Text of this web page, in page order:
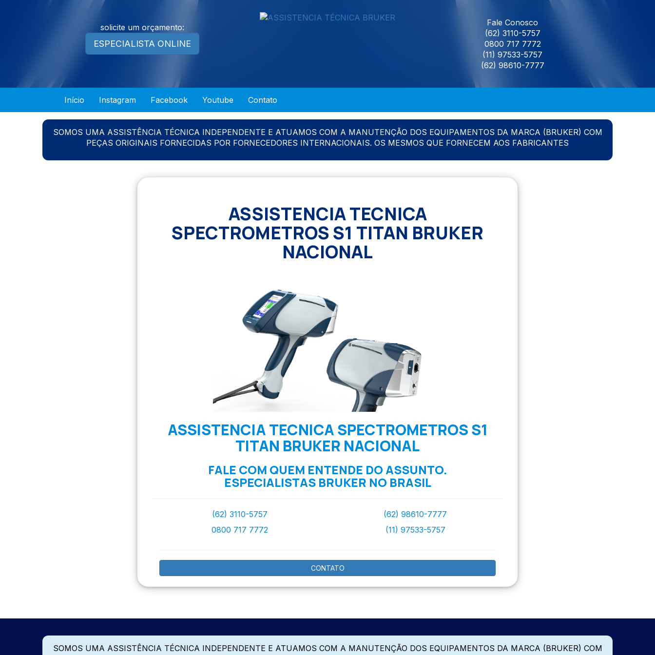
solicite um orçamento:
ESPECIALISTA ONLINE
Fale Conosco
(62) 3110-5757
0800 717 7772
(11) 97533-5757
(62) 98610-7777
Início Instagram Facebook Youtube Contato
SOMOS UMA ASSISTÊNCIA TÉCNICA INDEPENDENTE E ATUAMOS COM A MANUTENÇÃO DOS EQUIPAMENTOS DA MARCA (BRUKER) COM
PEÇAS ORIGINAIS FORNECIDAS POR FORNECEDORES INTERNACIONAIS. OS MESMOS QUE FORNECEM AOS FABRICANTES
ASSISTENCIA TECNICA
SPECTROMETROS S1 TITAN BRUKER
NACIONAL
ASSISTENCIA TECNICA SPECTROMETROS S1
TITAN BRUKER NACIONAL
FALE COM QUEM ENTENDE DO ASSUNTO.
ESPECIALISTAS BRUKER NO BRASIL
(62) 3110-5757
0800 717 7772
(62) 98610-7777
(11) 97533-5757
CONTATO
SOMOS UMA ASSISTÊNCIA TÉCNICA INDEPENDENTE E ATUAMOS COM A MANUTENÇÃO DOS EQUIPAMENTOS DA MARCA (BRUKER) COM